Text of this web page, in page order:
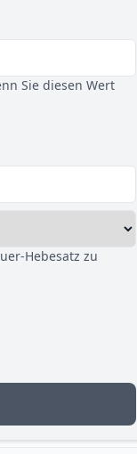
Sie diesen Wert
Hebesatz zu